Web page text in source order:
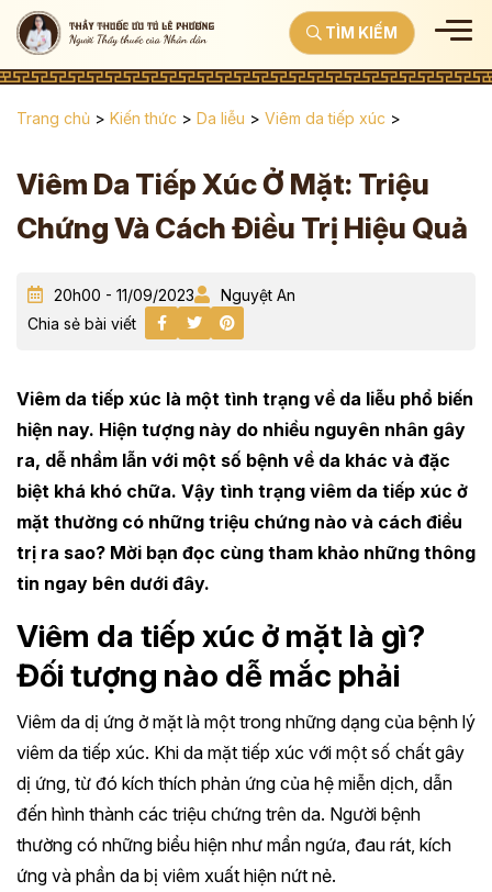
TÌM KIẾM
Trang chủ > Kiến thức > Da liễu > Viêm da tiếp xúc >
Viêm Da Tiếp Xúc Ở Mặt: Triệu
Chứng Và Cách Điều Trị Hiệu Quả
20h00 - 11/09/2023
Nguyệt An
Chia sẻ bài viết
Viêm da tiếp xúc là một tình trạng về da liễu phổ biến
hiện nay. Hiện tượng này do nhiều nguyên nhân gây
ra, dễ nhầm lẫn với một số bệnh về da khác và đặc
biệt khá khó chữa. Vậy tình trạng viêm da tiếp xúc ở
mặt thường có những triệu chứng nào và cách điều
trị ra sao? Mời bạn đọc cùng tham khảo những thông
tin ngay bên dưới đây.
Viêm da tiếp xúc ở mặt là gì?
Đối tượng nào dễ mắc phải
Viêm da dị ứng ở mặt là một trong những dạng của bệnh lý
viêm da tiếp xúc. Khi da mặt tiếp xúc với một số chất gây
dị ứng, từ đó kích thích phản ứng của hệ miễn dịch, dẫn
đến hình thành các triệu chứng trên da. Người bệnh
thường có những biểu hiện như mẩn ngứa, đau rát, kích
ứng và phần da bị viêm xuất hiện nứt nẻ.